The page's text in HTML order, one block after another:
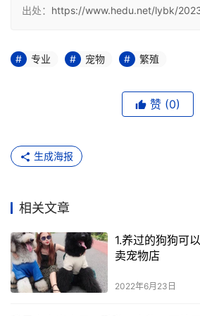
出处： https://www.hedu.net/lybk/
专业 宠物 繁殖
赞 (0)
生成海报
相关文章
1.养过的狗狗可
卖宠物店
2022年6月23日